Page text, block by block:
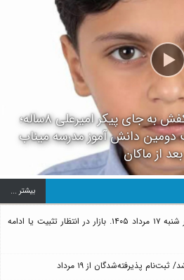
فیلم/ دفن یک لنگه کفش به جای پیکر امیرعلی ۸ساله؛
دومین دانش آموز مدرسه میناب
بعد از ماکان
بيشتر ...
پیش بینی قیمت طلا، سکه و دلار شنبه ۱۷ مرداد ۱۴۰۵. بازار در انتظار تثبیت یا ادامه
پذیرفته‌شدگان از ۱۹ مرداد